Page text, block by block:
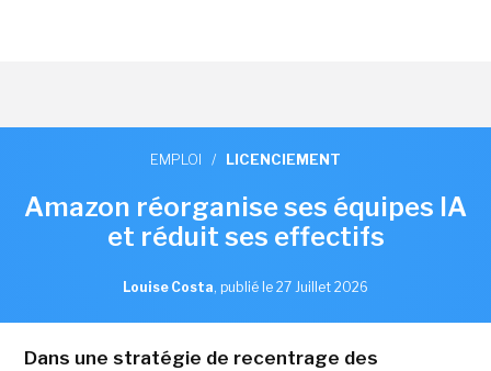
EMPLOI / LICENCIEMENT
Amazon réorganise ses équipes IA
et réduit ses effectifs
Louise Costa, publié le 27 Juillet 2026
Dans une stratégie de recentrage des